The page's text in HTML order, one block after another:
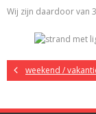
Wij zijn daardoor van
weekend /